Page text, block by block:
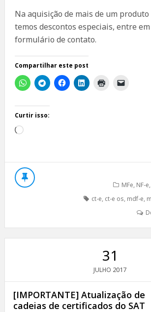
Na aquisição de mais de um
temos descontos especiais, entre
formulário de contato.
Compartilhar este post
Curtir isso:
Carregando...
MFe, NF-e,
ct-e, ct-e os, mdf-e,
31
JULHO 2017
[IMPORTANTE] Atualização de
cadeias de certificados do SAT